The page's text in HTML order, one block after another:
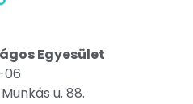
Egyesület
06
u. 88.